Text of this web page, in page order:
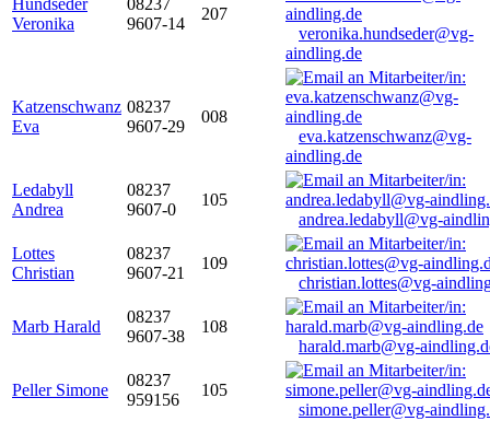
Hundseder
Veronika
08237
9607-14
207
veronika.hundseder@vg-
aindling.de
Katzenschwanz
Eva
08237
9607-29
008
eva.katzenschwanz@vg-
aindling.de
Ledabyll
Andrea
08237
9607-0
105
andrea.ledabyll@vg-
Lottes
Christian
08237
9607-21
109
christian.lottes@vg-
Marb Harald
08237
9607-38
108
harald.marb@vg-
Peller Simone
08237
959156
105
simone.peller@vg-